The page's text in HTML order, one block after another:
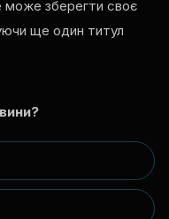
може зберегти своє
ще один титул